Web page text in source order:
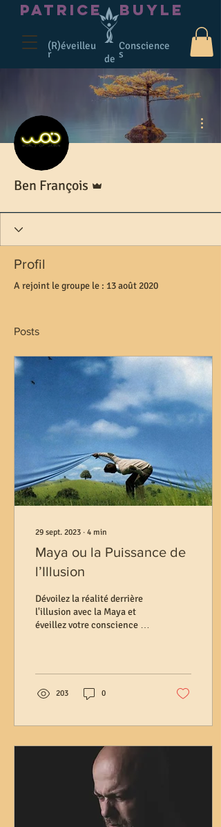
BUYLE
PATRICE
(R)éveilleu
r
Conscience
s
de
Ben François
Profil
A rejoint le groupe le : 13 août 2020
Posts
29 sept. 2023 ∙ 4 min
Maya ou la Puissance de
l’Illusion
Dévoilez la réalité derrière
l'illusion avec la Maya et
éveillez votre conscience à
203 0